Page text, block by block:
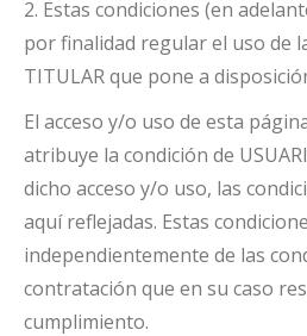
2. Estas condiciones (en
por finalidad regular el uso de
TITULAR que pone a
El acceso y/o uso de esta
atribuye la condición de
dicho acceso y/o uso, las
aquí reflejadas. Estas
independientemente de las
contratación que en su caso
cumplimiento.